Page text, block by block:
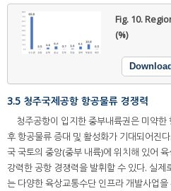
Fig. 10.
(%)
3.5 청주국제공항 항공물류 경쟁력
청주공항이 입지한 중부내륙권은 미약
후 항공물류 증대 및 활성화가 기대되어진
국 국토의 중앙(중부 내륙)에 위치해 있어
강력한 공항 경쟁력을 발휘할 수 있다. 실
는 다양한 육상교통수단 인프라 개발사업